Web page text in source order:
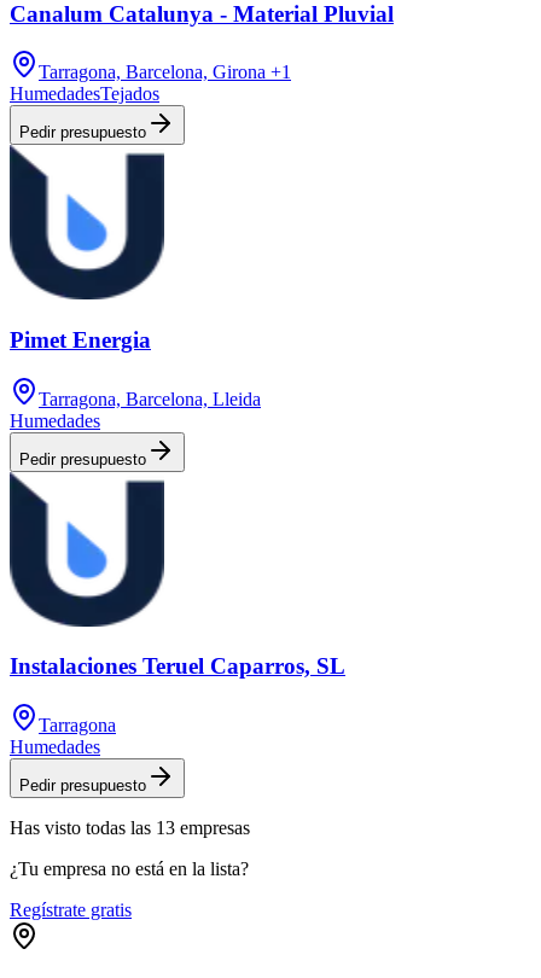
Canalum Catalunya - Material Pluvial
Tarragona, Barcelona, Girona +1
HumedadesTejados
Pedir presupuesto
Pimet Energia
Tarragona, Barcelona, Lleida
Humedades
Pedir presupuesto
Instalaciones Teruel Caparros, SL
Tarragona
Humedades
Pedir presupuesto
Has visto todas las 13 empresas
¿Tu empresa no está en la lista?
Regístrate gratis